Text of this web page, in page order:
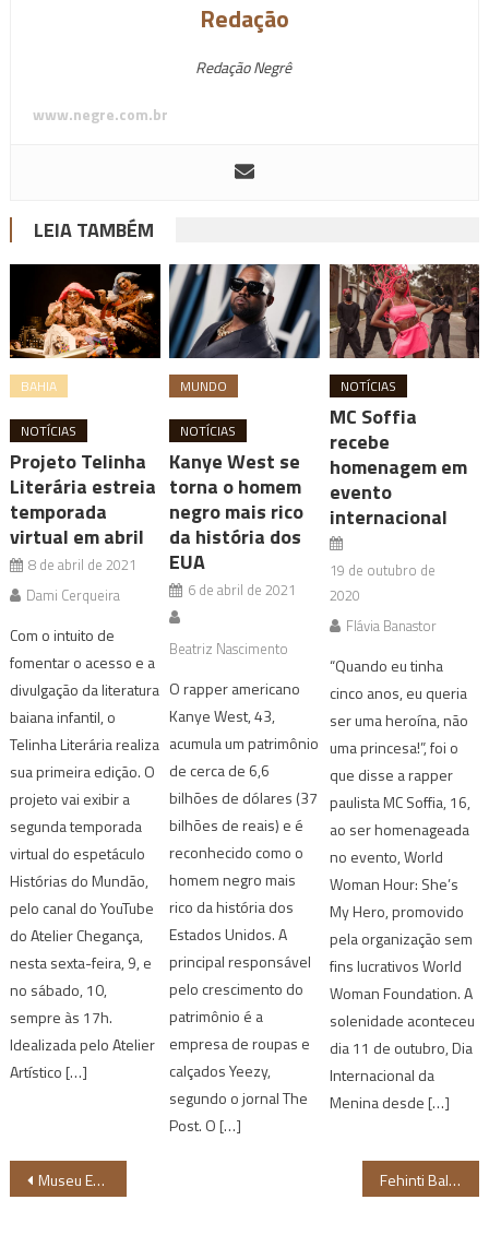
Redação
Redação Negrê
www.negre.com.br
LEIA TAMBÉM
BAHIA
NOTÍCIAS
Projeto Telinha
Literária estreia
temporada
virtual em abril
8 de abril de 2021
Dami Cerqueira
Com o intuito de
fomentar o acesso e a
divulgação da literatura
baiana infantil, o
Telinha Literária realiza
sua primeira edição. O
projeto vai exibir a
segunda temporada
virtual do espetáculo
Histórias do Mundão,
pelo canal do YouTube
do Atelier Chegança,
nesta sexta-feira, 9, e
no sábado, 10,
sempre às 17h.
Idealizada pelo Atelier
Artístico […]
MUNDO
NOTÍCIAS
Kanye West se
torna o homem
negro mais rico
da história dos
EUA
6 de abril de 2021
Beatriz Nascimento
O rapper americano
Kanye West, 43,
acumula um patrimônio
de cerca de 6,6
bilhões de dólares (37
bilhões de reais) e é
reconhecido como o
homem negro mais
rico da história dos
Estados Unidos. A
principal responsável
pelo crescimento do
patrimônio é a
empresa de roupas e
calçados Yeezy,
segundo o jornal The
Post. O […]
NOTÍCIAS
MC Soffia
recebe
homenagem em
evento
internacional
19 de outubro de
2020
Flávia Banastor
“Quando eu tinha
cinco anos, eu queria
ser uma heroína, não
uma princesa!”, foi o
que disse a rapper
paulista MC Soffia, 16,
ao ser homenageada
no evento, World
Woman Hour: She’s
My Hero, promovido
pela organização sem
fins lucrativos World
Woman Foundation. A
solenidade aconteceu
dia 11 de outubro, Dia
Internacional da
Menina desde […]
Navegação
Museu Emanoel Araujo realiza a Feira Literária Afro-Brasileira Carolina Maria de Jesus Fehinti Balogun vem ao Brasil para a estreia de “Can I Live?”, filme sobre racismo ambiental